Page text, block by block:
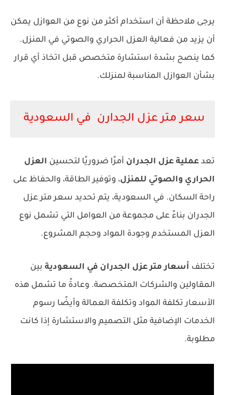
يرجى ملاحظة أن استخدام أكثر من نوع من العوازل يمكن
أن يزيد من فعالية العزل الحراري والصوتي في المنزل.
كما ينصح بشدة استشارة متخصص قبل اتخاذ أي قرار
بشأن العوازل المناسبة لمنزلك.
سعر متر عزل الجدارن في السعودية
تعد عملية عزل الجدران أمرًا ضروريًا لتحسين العزل
الحراري والصوتي للمنزل، وتوفير الطاقة، والحفاظ على
راحة السكان. في السعودية، يتم تحديد سعر متر عزل
الجدران بناءً على مجموعة من العوامل التي تشمل نوع
العزل المستخدم وجودة المواد وحجم المشروع.
تختلف أسعار متر عزل الجدران في السعودية بين
المقاولين والشركات المتخصصة. وعادةً ما تشمل هذه
الأسعار تكلفة المواد وتكلفة العمالة وأيضًا رسوم
الخدمات الإضافية مثل التصميم والاستشارة إذا كانت
مطلوبة.